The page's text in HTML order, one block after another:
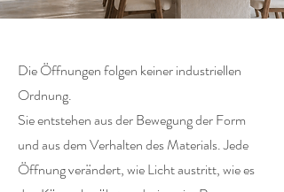
Die Öffnungen folgen keiner industriellen
Ordnung.
Sie entstehen aus der Bewegung der Form
und aus dem Verhalten des Materials. Jede
Öffnung verändert, wie Licht austritt, wie es